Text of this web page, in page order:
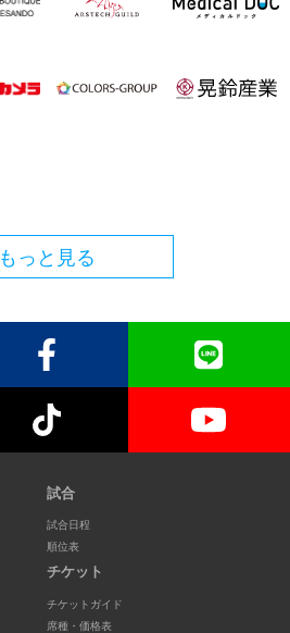
もっと見る
試合
試合日程
順位表
チケット
チケットガイド
席種・価格表